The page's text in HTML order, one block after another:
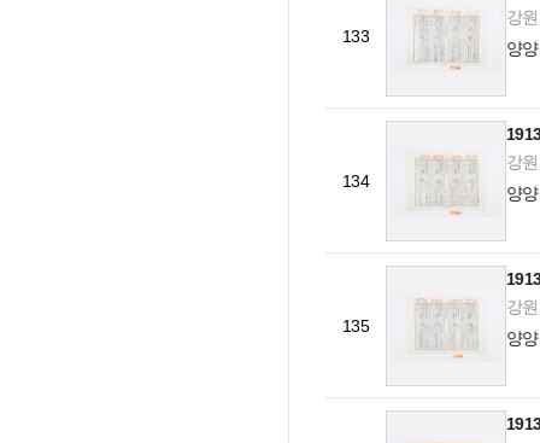
133
강
양
134
강
양
135
강
양